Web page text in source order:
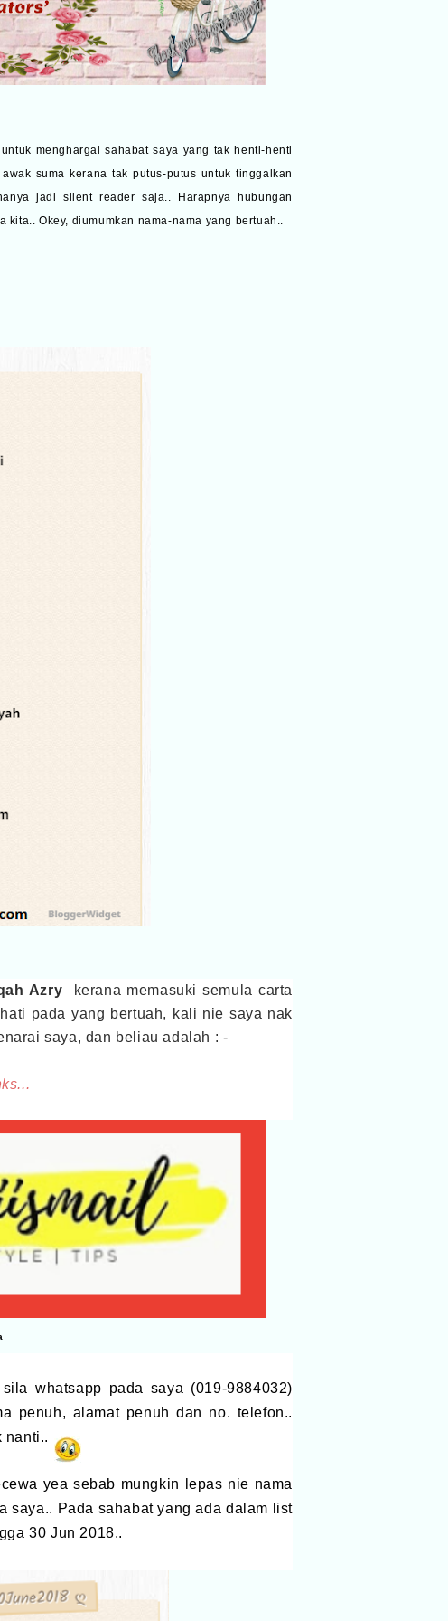
menghargai sahabat saya yang tak henti-henti
suma kerana tak putus-putus untuk tinggalkan
jadi silent reader saja.. Harapnya hubungan
Okey, diumumkan nama-nama yang bertuah..
Azry kerana memasuki semula carta
pada yang bertuah, kali nie saya nak
saya, dan beliau adalah : -
whatsapp pada saya (019-9884032)
penuh, alamat penuh dan no. telefon..
nanti..
yea sebab mungkin lepas nie nama
saya.. Pada sahabat yang ada dalam list
30 Jun 2018..